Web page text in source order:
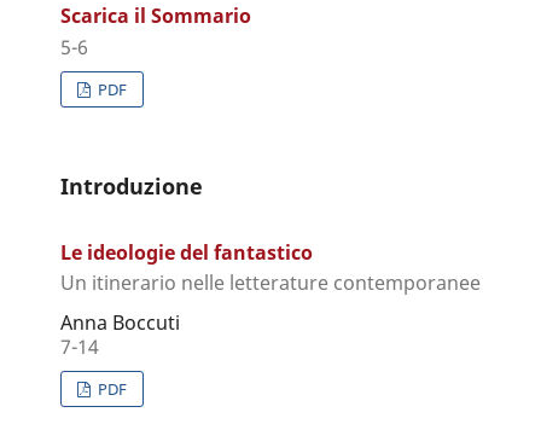
Scarica il Sommario
5-6
PDF
Introduzione
Le ideologie del fantastico
Un itinerario nelle letterature contemporanee
Anna Boccuti
7-14
PDF